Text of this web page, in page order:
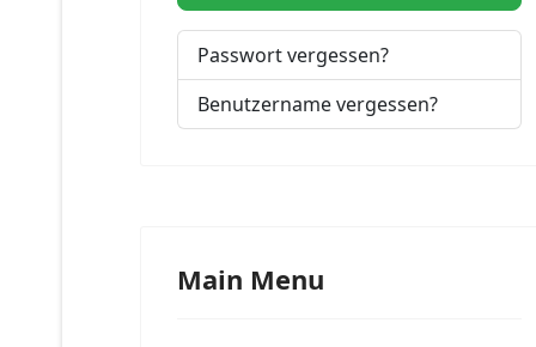
Passwort vergessen?
Benutzername vergessen?
Main Menu